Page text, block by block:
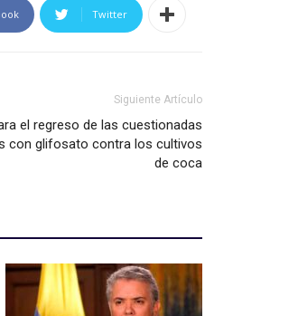
Twitter
Siguiente Artículo
el regreso de las cuestionadas
con glifosato contra los cultivos
de coca